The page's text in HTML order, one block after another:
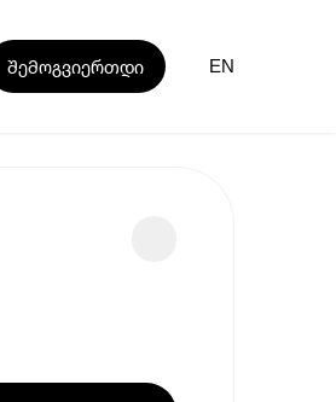
შემოგვიერთდი EN